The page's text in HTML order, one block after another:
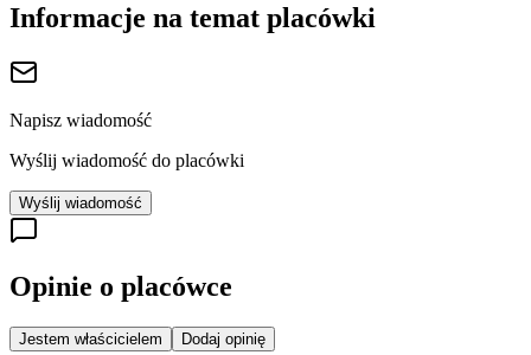
Informacje na temat placówki
Napisz wiadomość
Wyślij wiadomość do placówki
Wyślij wiadomość
Opinie o placówce
Jestem właścicielem Dodaj opinię